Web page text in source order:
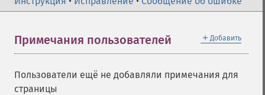
＋ Добавить
Примечания пользователей
Пользователи ещё не добавляли примечания для
страницы